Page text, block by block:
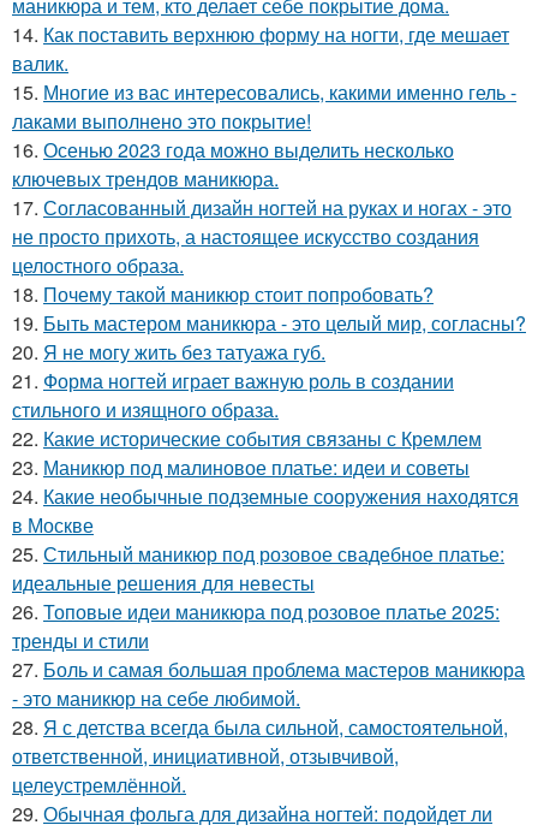
14. Как поставить верхнюю форму на ногти, где мешает
валик.
15. Многие из вас интересовались, какими именно гель -
лаками выполнено это покрытие!
16. Осенью 2023 года можно выделить несколько
ключевых трендов маникюра.
17. Согласованный дизайн ногтей на руках и ногах - это
не просто прихоть, а настоящее искусство создания
целостного образа.
18. Почему такой маникюр стоит попробовать?
19. Быть мастером маникюра - это целый мир, согласны?
20. Я не могу жить без татуажа губ.
21. Форма ногтей играет важную роль в создании
стильного и изящного образа.
22. Какие исторические события связаны с Кремлем
23. Маникюр под малиновое платье: идеи и советы
24. Какие необычные подземные сооружения находятся
в Москве
25. Стильный маникюр под розовое свадебное платье:
идеальные решения для невесты
26. Топовые идеи маникюра под розовое платье 2025:
тренды и стили
27. Боль и самая большая проблема мастеров маникюра
- это маникюр на себе любимой.
28. Я с детства всегда была сильной, самостоятельной,
ответственной, инициативной, отзывчивой,
целеустремлённой.
29. Обычная фольга для дизайна ногтей: подойдет ли